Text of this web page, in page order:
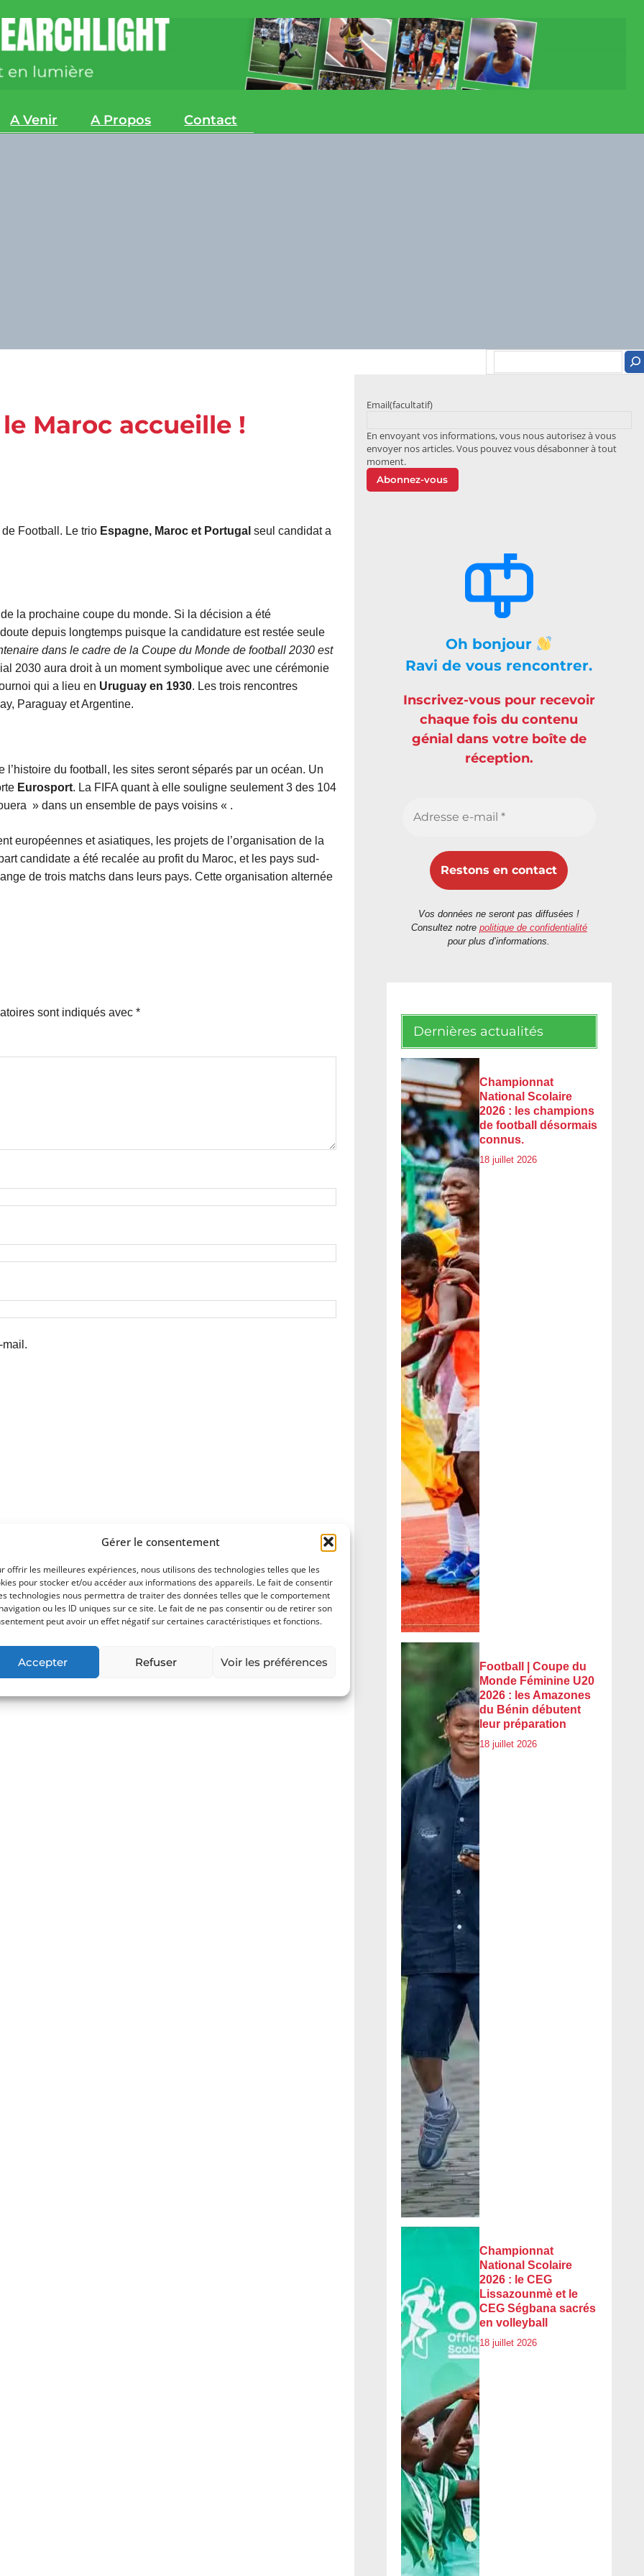
Gérer le consentement
offrir les meilleures expériences, nous utilisons des technologies telles que les
pour stocker et/ou accéder aux informations des appareils. Le fait de consentir
technologies nous permettra de traiter des données telles que le comportement
ou les ID uniques sur ce site. Le fait de ne pas consentir ou de retirer son
peut avoir un effet négatif sur certaines caractéristiques et fonctions.
Accepter Refuser Voir les préférences
A Venir A Propos Contact
Maroc accueille !
Football. Le trio Espagne, Maroc et Portugal seul candidat a
la prochaine coupe du monde. Si la décision a été
depuis longtemps puisque la candidature est restée seule
dans le cadre de la Coupe du Monde de football 2030 est
2030 aura droit à un moment symbolique avec une cérémonie
qui a lieu en Uruguay en 1930. Les trois rencontres
Paraguay et Argentine.
du football, les sites seront séparés par un océan. Un
Eurosport. La FIFA quant à elle souligne seulement 3 des 104
» dans un ensemble de pays voisins « .
européennes et asiatiques, les projets de l’organisation de la
candidate a été recalée au profit du Maroc, et les pays sud-
de trois matchs dans leurs pays. Cette organisation alternée
sont indiqués avec *
mail.
Email(facultatif)
En envoyant vos informations, vous nous autorisez à vous
envoyer nos articles. Vous pouvez vous désabonner à tout
moment.
Abonnez-vous
Oh bonjour
Ravi de vous rencontrer.
Inscrivez-vous pour recevoir
chaque fois du contenu
génial dans votre boîte de
réception.
Vos données ne seront pas diffusées !
Consultez notre politique de confidentialité
pour plus d’informations.
Dernières actualités
Championnat
National Scolaire
2026 : les champions
de football désormais
connus.
18 juillet 2026
Football | Coupe du
Monde Féminine U20
2026 : les Amazones
du Bénin débutent
leur préparation
18 juillet 2026
Championnat
National Scolaire
2026 : le CEG
Lissazounmè et le
CEG Ségbana sacrés
en volleyball
18 juillet 2026